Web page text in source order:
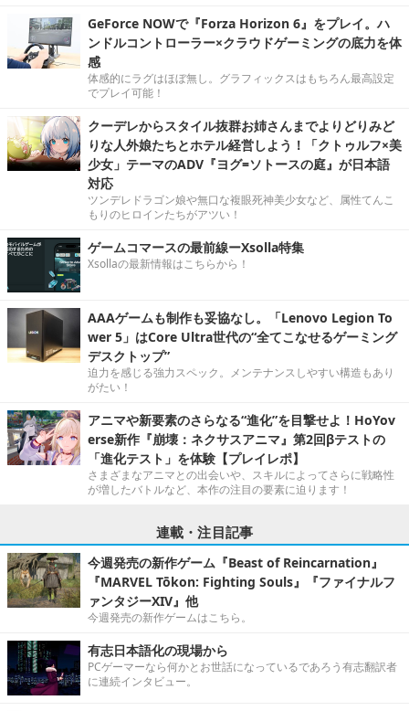
GeForce NOWで『Forza Horizon 6』をプレイ。ハ
ンドルコントローラー×クラウドゲーミングの底力を体
感
体感的にラグはほぼ無し。グラフィックスはもちろん最高設定
でプレイ可能！
クーデレからスタイル抜群お姉さんまでよりどりみど
りな人外娘たちとホテル経営しよう！「クトゥルフ×美
少女」テーマのADV『ヨグ=ソトースの庭』が日本語
対応
ツンデレドラゴン娘や無口な複眼死神美少女など、属性てんこ
もりのヒロインたちがアツい！
ゲームコマースの最前線ーXsolla特集
Xsollaの最新情報はこちらから！
AAAゲームも制作も妥協なし。「Lenovo Legion To
wer 5」はCore Ultra世代の“全てこなせるゲーミング
デスクトップ”
迫力を感じる強力スペック。メンテナンスしやすい構造もあり
がたい！
アニマや新要素のさらなる“進化”を目撃せよ！HoYov
erse新作『崩壊：ネクサスアニマ』第2回βテストの
「進化テスト」を体験【プレイレポ】
さまざまなアニマとの出会いや、スキルによってさらに戦略性
が増したバトルなど、本作の注目の要素に迫ります！
連載・注目記事
今週発売の新作ゲーム『Beast of Reincarnation』
『MARVEL Tōkon: Fighting Souls』『ファイナルフ
ァンタジーXIV』他
今週発売の新作ゲームはこちら。
有志日本語化の現場から
PCゲーマーなら何かとお世話になっているであろう有志翻訳者
に連続インタビュー。